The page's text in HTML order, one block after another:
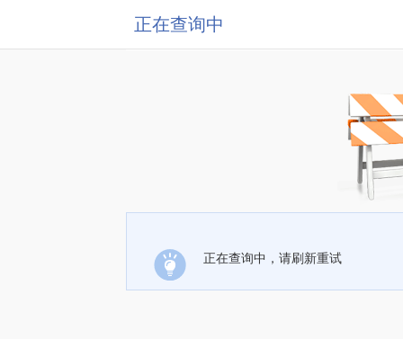
正在查询中
正在查询中，请刷新重试